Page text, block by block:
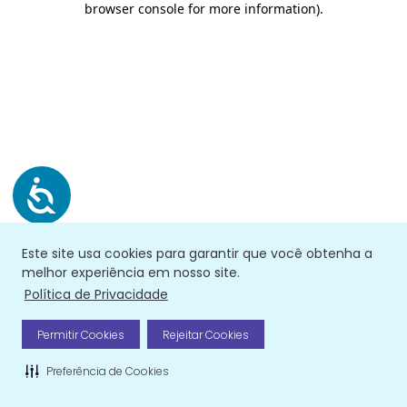
Este site usa cookies para garantir que você obtenha a
melhor experiência em nosso site.
Política de Privacidade
Permitir Cookies Rejeitar Cookies
Preferência de Cookies
browser console for more information).